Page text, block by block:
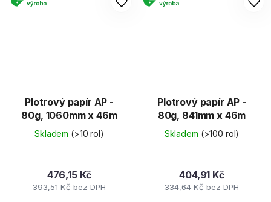
Plotrový papír AP -
80g, 1060mm x 46m
Skladem (>10 rol)
393,51 Kč bez DPH
476,15 Kč
Plotrový papír AP -
80g, 841mm x 46m
Skladem (>100 rol)
334,64 Kč bez DPH
404,91 Kč